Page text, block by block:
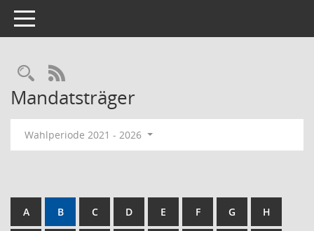
Toggle navigation
Rechercheauswahl
RSS-Feed
Mandatsträger
Wahlperiode 2021 - 2026
A B C D E F G H